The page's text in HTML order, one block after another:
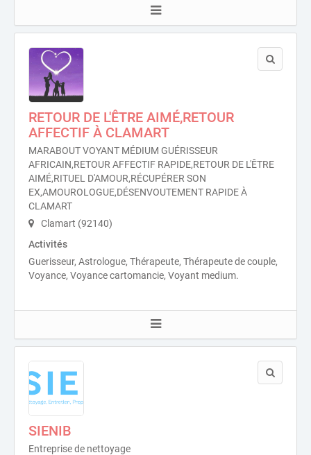
RETOUR DE L'ÊTRE AIMÉ,RETOUR
AFFECTIF À CLAMART
MARABOUT VOYANT MÉDIUM GUÉRISSEUR
AFRICAIN,RETOUR AFFECTIF RAPIDE,RETOUR DE L'ÊTRE
AIMÉ,RITUEL D'AMOUR,RÉCUPÉRER SON
EX,AMOUROLOGUE,DÉSENVOUTEMENT RAPIDE À
CLAMART
Clamart (92140)
Activités
Guerisseur, Astrologue, Thérapeute, Thérapeute de couple,
Voyance, Voyance cartomancie, Voyant medium.
SIENIB
Entreprise de nettoyage